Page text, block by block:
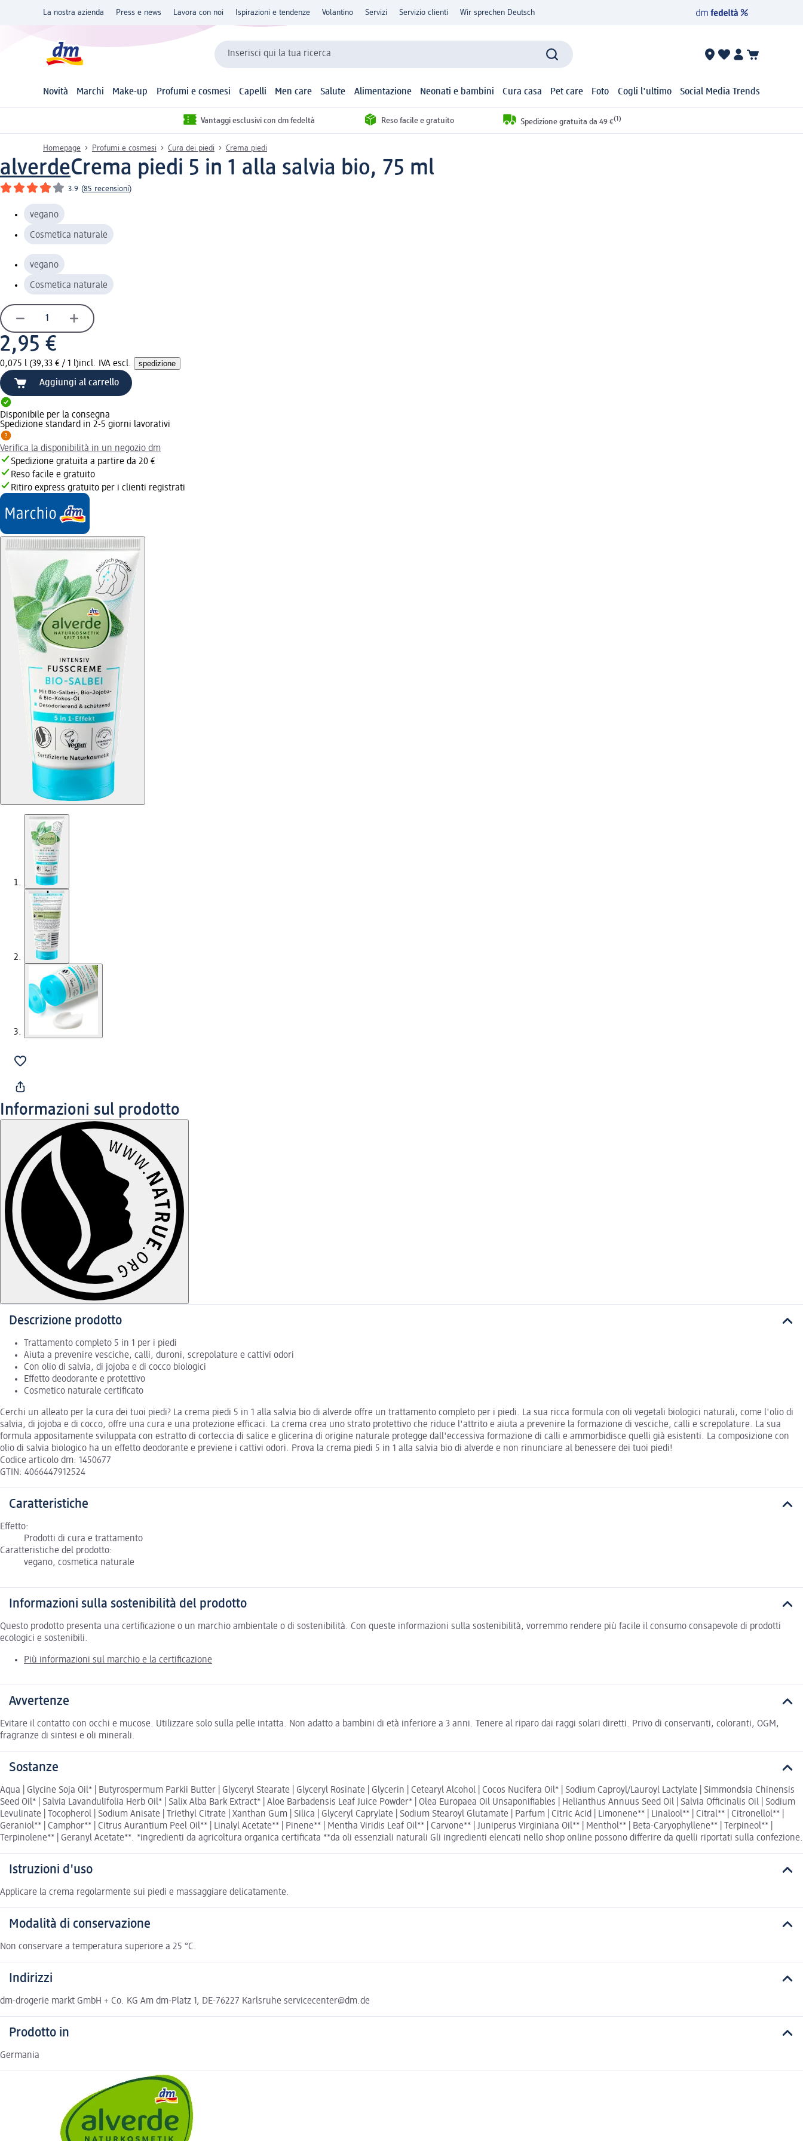
La nostra azienda Press e news Lavora con noi Ispirazioni e tendenze Volantino Servizi Servizio clienti Wir sprechen Deutsch
Inserisci qui la tua ricerca
Novità Marchi Make-up Profumi e cosmesi Capelli Men care Salute Alimentazione Neonati e bambini Cura casa Pet care Foto Cogli l'ultimo Social Media Trends
Vantaggi esclusivi con dm fedeltà Reso facile e gratuito Spedizione gratuita da 49 €(1)
Homepage Profumi e cosmesi Cura dei piedi Crema piedi
alverdeCrema piedi 5 in 1 alla salvia bio, 75 ml
3.9 (85 recensioni)
vegano
Cosmetica naturale
vegano
Cosmetica naturale
2,95 €
0,075 l (39,33 € / 1 l)incl. IVA escl. spedizione
Aggiungi al carrello
Disponibile per la consegna
Spedizione standard in 2-5 giorni lavorativi
Verifica la disponibilità in un negozio dm
Spedizione gratuita a partire da 20 €
Reso facile e gratuito
Ritiro express gratuito per i clienti registrati
Informazioni sul prodotto
Descrizione prodotto
Trattamento completo 5 in 1 per i piedi
Aiuta a prevenire vesciche, calli, duroni, screpolature e cattivi odori
Con olio di salvia, di jojoba e di cocco biologici
Effetto deodorante e protettivo
Cosmetico naturale certificato
Cerchi un alleato per la cura dei tuoi piedi? La crema piedi 5 in 1 alla salvia bio di alverde offre un trattamento completo per i piedi. La sua ricca formula con oli vegetali biologici naturali, come l'olio di
salvia, di jojoba e di cocco, offre una cura e una protezione efficaci. La crema crea uno strato protettivo che riduce l'attrito e aiuta a prevenire la formazione di vesciche, calli e screpolature. La sua
formula appositamente sviluppata con estratto di corteccia di salice e glicerina di origine naturale protegge dall'eccessiva formazione di calli e ammorbidisce quelli già esistenti. La composizione con
olio di salvia biologico ha un effetto deodorante e previene i cattivi odori. Prova la crema piedi 5 in 1 alla salvia bio di alverde e non rinunciare al benessere dei tuoi piedi!
Codice articolo dm: 1450677
GTIN: 4066447912524
Caratteristiche
Effetto:
Prodotti di cura e trattamento
Caratteristiche del prodotto:
vegano, cosmetica naturale
Informazioni sulla sostenibilità del prodotto
Questo prodotto presenta una certificazione o un marchio ambientale o di sostenibilità. Con queste informazioni sulla sostenibilità, vorremmo rendere più facile il consumo consapevole di prodotti
ecologici e sostenibili.
Più informazioni sul marchio e la certificazione
Avvertenze
Evitare il contatto con occhi e mucose. Utilizzare solo sulla pelle intatta. Non adatto a bambini di età inferiore a 3 anni. Tenere al riparo dai raggi solari diretti. Privo di conservanti, coloranti, OGM,
fragranze di sintesi e oli minerali.
Sostanze
Aqua | Glycine Soja Oil* | Butyrospermum Parkii Butter | Glyceryl Stearate | Glyceryl Rosinate | Glycerin | Cetearyl Alcohol | Cocos Nucifera Oil* | Sodium Caproyl/Lauroyl Lactylate | Simmondsia Chinensis
Seed Oil* | Salvia Lavandulifolia Herb Oil* | Salix Alba Bark Extract* | Aloe Barbadensis Leaf Juice Powder* | Olea Europaea Oil Unsaponifiables | Helianthus Annuus Seed Oil | Salvia Officinalis Oil | Sodium
Levulinate | Tocopherol | Sodium Anisate | Triethyl Citrate | Xanthan Gum | Silica | Glyceryl Caprylate | Sodium Stearoyl Glutamate | Parfum | Citric Acid | Limonene** | Linalool** | Citral** | Citronellol** |
Geraniol** | Camphor** | Citrus Aurantium Peel Oil** | Linalyl Acetate** | Pinene** | Mentha Viridis Leaf Oil** | Carvone** | Juniperus Virginiana Oil** | Menthol** | Beta-Caryophyllene** | Terpineol** |
Terpinolene** | Geranyl Acetate**. *ingredienti da agricoltura organica certificata **da oli essenziali naturali Gli ingredienti elencati nello shop online possono differire da quelli riportati sulla confezione.
Istruzioni d'uso
Applicare la crema regolarmente sui piedi e massaggiare delicatamente.
Modalità di conservazione
Non conservare a temperatura superiore a 25 °C.
Indirizzi
dm-drogerie markt GmbH + Co. KG Am dm-Platz 1, DE-76227 Karlsruhe servicecenter@dm.de
Prodotto in
Germania